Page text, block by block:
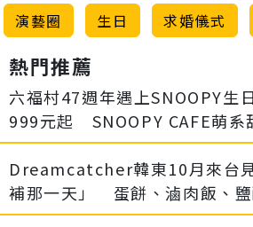
演藝圈
生日 求婚儀式
熱門推薦
六福村47週年遇上SNOOPY生
999元起 SNOOPY CAFE萌系
Dreamcatcher韓東10月來台
補那一天」 蛋餅、滷肉飯、鹽